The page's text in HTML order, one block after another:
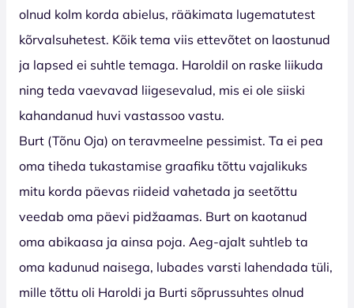
olnud kolm korda abielus, rääkimata lugematutest
kõrvalsuhetest. Kõik tema viis ettevõtet on laostunud
ja lapsed ei suhtle temaga. Haroldil on raske liikuda
ning teda vaevavad liigesevalud, mis ei ole siiski
kahandanud huvi vastassoo vastu.
Burt (Tõnu Oja) on teravmeelne pessimist. Ta ei pea
oma tiheda tukastamise graafiku tõttu vajalikuks
mitu korda päevas riideid vahetada ja seetõttu
veedab oma päevi pidžaamas. Burt on kaotanud
oma abikaasa ja ainsa poja. Aeg-ajalt suhtleb ta
oma kadunud naisega, lubades varsti lahendada tüli,
mille tõttu oli Haroldi ja Burti sõprussuhtes olnud